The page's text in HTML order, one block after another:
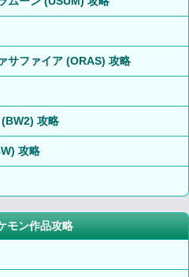
サファイア (ORAS) 攻略
攻略
攻略
モン作品攻略